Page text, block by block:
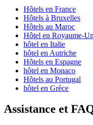
Hôtels en France
Hôtels à Bruxelles
Hôtels au Maroc
Hôtel en Royaume-
hôtel en Italie
hôtel en Autriche
Hôtels en Espagne
hôtel en Monaco
Hôtels au Portugal
hôtel en Grèce
Assistance et